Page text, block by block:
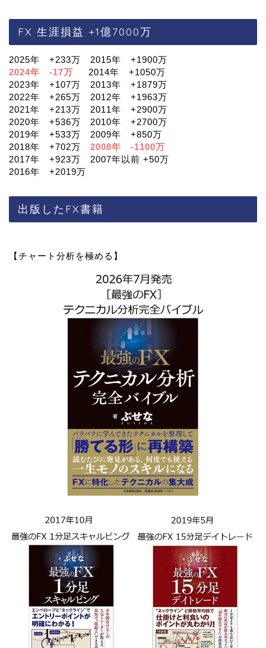
FX 生涯損益 +1億7000万
2025年 +233万 2015年 +1900万
2024年 -17万
2014年 +1050万
2023年 +107万 2013年 +1879万
2022年 +265万 2012年 +1963万
2021年 +213万 2011年 +2900万
2020年 +536万 2010年 +2700万
2019年 +533万 2009年 +850万
2018年 +702万 2008年 -1100万
2017年 +923万 2007年以前 +50万
2016年 +2019万
出版したFX書籍
【チャート分析を極める】